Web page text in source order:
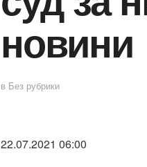
новини
в Без рубрики
22.07.2021 06:00